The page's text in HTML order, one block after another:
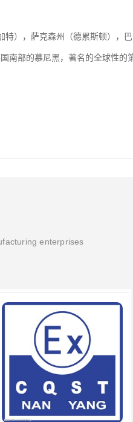
），萨克森州（德累斯顿），
南部的慕尼黑，著名的全球性的
enterprises